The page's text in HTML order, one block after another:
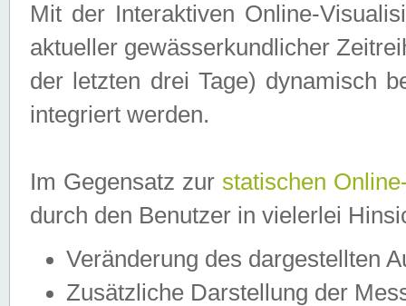
Mit der Interaktiven Online-
aktueller gewässerkundlicher
der letzten drei Tage) dynamisch
integriert werden.
Im Gegensatz zur statischen
durch den Benutzer in vielerlei
Veränderung des dargestellten
Zusätzliche Darstellung der